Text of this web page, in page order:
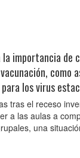
la importancia de
como
los virus
tras el receso
a las aulas a
una